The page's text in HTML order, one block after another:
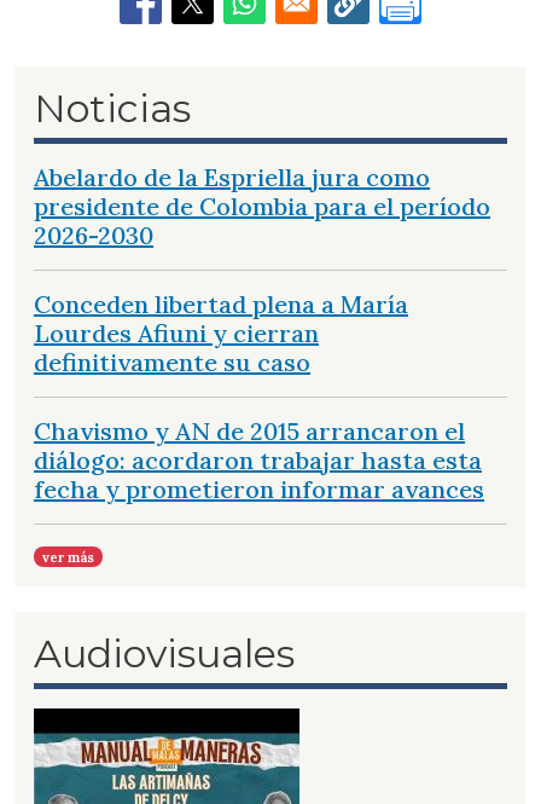
Noticias
Abelardo de la Espriella jura como
presidente de Colombia para el período
2026-2030
Conceden libertad plena a María
Lourdes Afiuni y cierran
definitivamente su caso
Chavismo y AN de 2015 arrancaron el
diálogo: acordaron trabajar hasta esta
fecha y prometieron informar avances
ver más
Audiovisuales